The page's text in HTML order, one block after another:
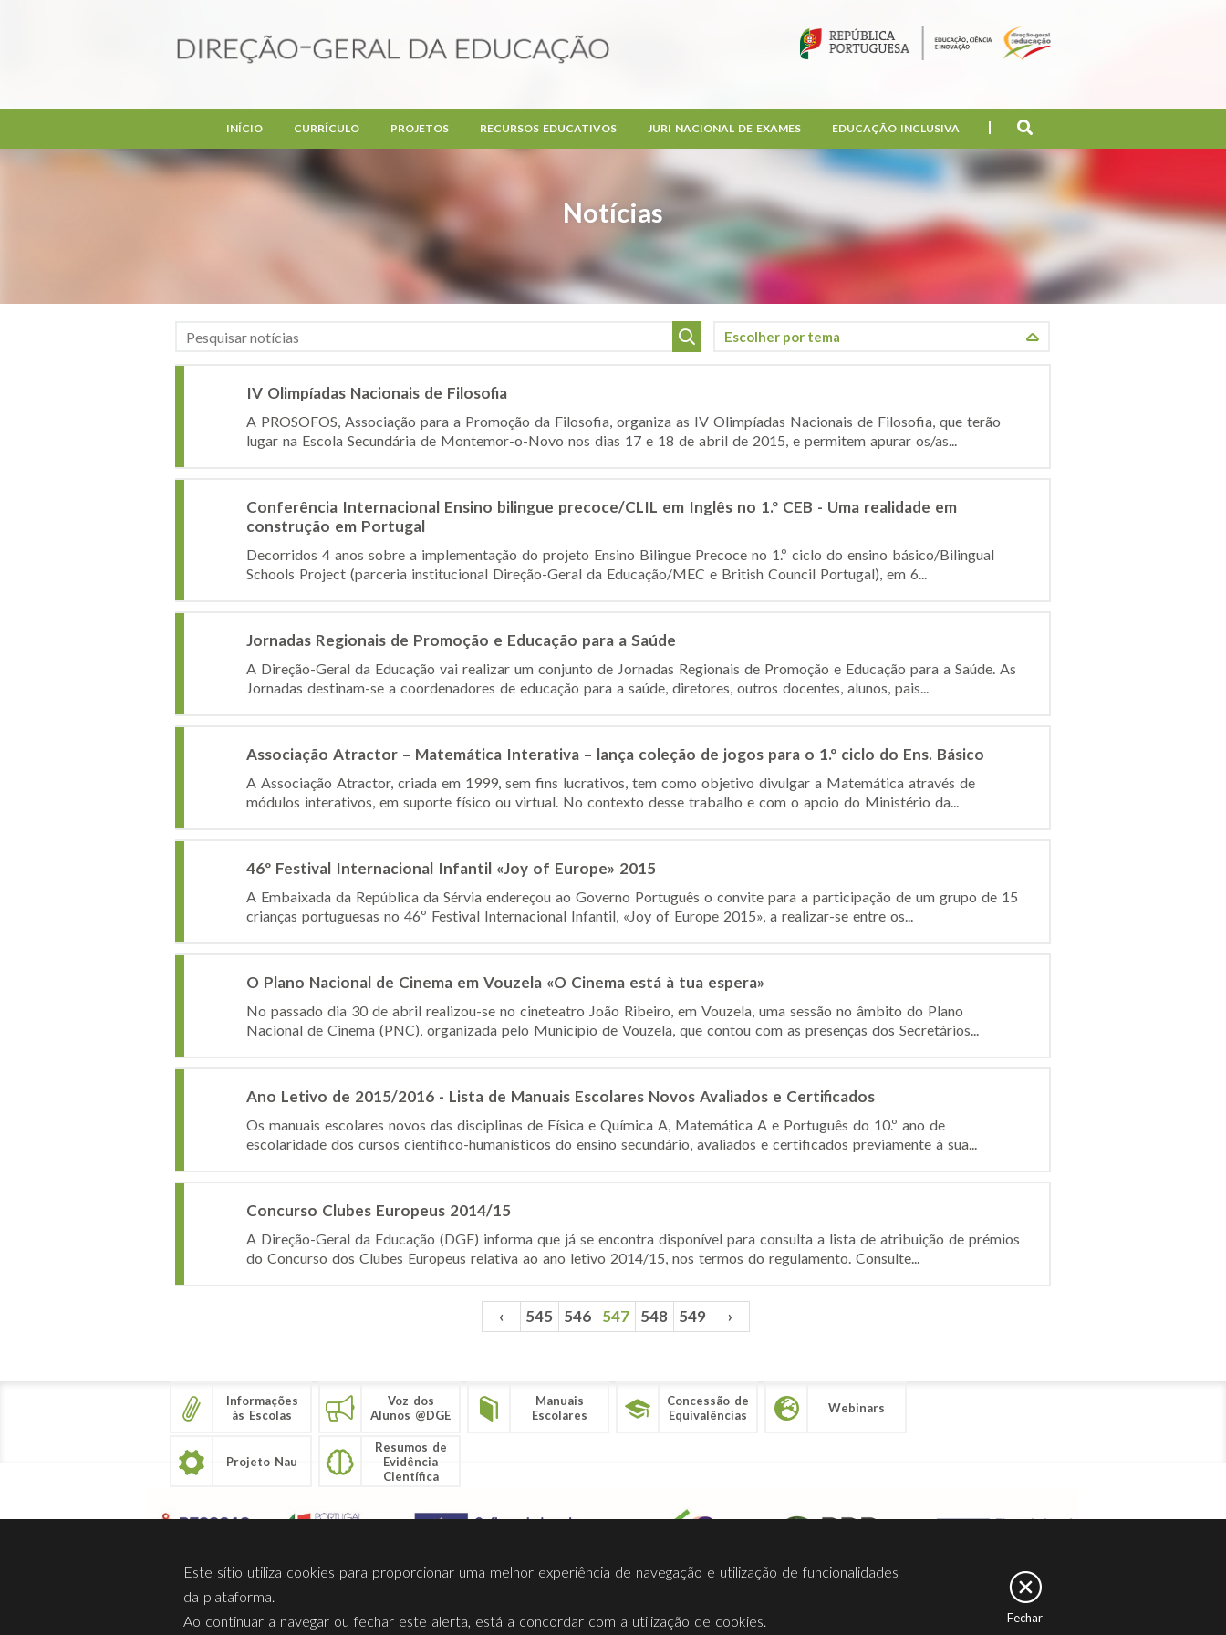
Notícias
INÍCIO CURRÍCULO PROJETOS RECURSOS EDUCATIVOS JURI NACIONAL DE EXAMES EDUCAÇÃO INCLUSIVA
IV Olimpíadas Nacionais de Filosofia
A PROSOFOS, Associação para a Promoção da Filosofia, organiza as IV Olimpíadas Nacionais de Filosofia, que terão
lugar na Escola Secundária de Montemor-o-Novo nos dias 17 e 18 de abril de 2015, e permitem apurar os/as...
Conferência Internacional Ensino bilingue precoce/CLIL em Inglês no 1.º CEB - Uma realidade em
construção em Portugal
Decorridos 4 anos sobre a implementação do projeto Ensino Bilingue Precoce no 1.º ciclo do ensino básico/Bilingual
Schools Project (parceria institucional Direção-Geral da Educação/MEC e British Council Portugal), em 6...
Jornadas Regionais de Promoção e Educação para a Saúde
A Direção-Geral da Educação vai realizar um conjunto de Jornadas Regionais de Promoção e Educação para a Saúde. As
Jornadas destinam-se a coordenadores de educação para a saúde, diretores, outros docentes, alunos, pais...
Associação Atractor – Matemática Interativa – lança coleção de jogos para o 1.º ciclo do Ens. Básico
A Associação Atractor, criada em 1999, sem fins lucrativos, tem como objetivo divulgar a Matemática através de
módulos interativos, em suporte físico ou virtual. No contexto desse trabalho e com o apoio do Ministério da...
46º Festival Internacional Infantil «Joy of Europe» 2015
A Embaixada da República da Sérvia endereçou ao Governo Português o convite para a participação de um grupo de 15
crianças portuguesas no 46º Festival Internacional Infantil, «Joy of Europe 2015», a realizar-se entre os...
O Plano Nacional de Cinema em Vouzela «O Cinema está à tua espera»
No passado dia 30 de abril realizou-se no cineteatro João Ribeiro, em Vouzela, uma sessão no âmbito do Plano
Nacional de Cinema (PNC), organizada pelo Município de Vouzela, que contou com as presenças dos Secretários...
Ano Letivo de 2015/2016 - Lista de Manuais Escolares Novos Avaliados e Certificados
Os manuais escolares novos das disciplinas de Física e Química A, Matemática A e Português do 10.º ano de
escolaridade dos cursos científico-humanísticos do ensino secundário, avaliados e certificados previamente à sua...
Concurso Clubes Europeus 2014/15
A Direção-Geral da Educação (DGE) informa que já se encontra disponível para consulta a lista de atribuição de prémios
do Concurso dos Clubes Europeus relativa ao ano letivo 2014/15, nos termos do regulamento. Consulte...
‹ 545 546 547 548 549 ›
Informações
às Escolas
Voz dos
Alunos @DGE
Manuais
Escolares
Concessão de
Equivalências
Webinars
Projeto Nau
Resumos de
Evidência
Científica
Sobre Nós Privacidade Termos Utilização Contactos Ligações Facebook
Este sítio utiliza cookies para proporcionar uma melhor experiência de navegação e utilização de funcionalidades
da plataforma.
Ao continuar a navegar ou fechar este alerta, está a concordar com a utilização de cookies.
Fechar